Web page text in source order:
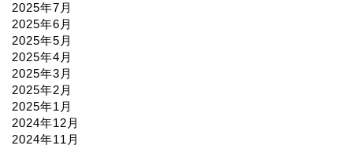
2025年7月
2025年6月
2025年5月
2025年4月
2025年3月
2025年2月
2025年1月
2024年12月
2024年11月